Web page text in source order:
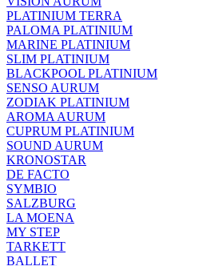
PLATINIUM TERRA
PALOMA PLATINIUM
MARINE PLATINIUM
SLIM PLATINIUM
BLACKPOOL PLATINIUM
SENSO AURUM
ZODIAK PLATINIUM
AROMA AURUM
CUPRUM PLATINIUM
SOUND AURUM
KRONOSTAR
DE FACTO
SYMBIO
SALZBURG
LA MOENA
MY STEP
TARKETT
BALLET